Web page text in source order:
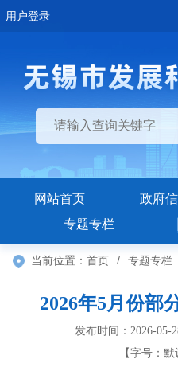
用户登录
网站首页 政府
专题专栏
当前位置： 首页 / 专题专栏
2026年5月份部
发布时间：2026-
【字号： 默